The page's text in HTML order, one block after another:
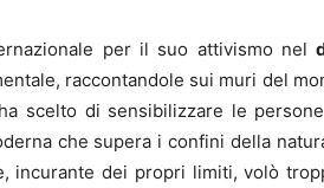
per il suo attivismo nel
raccontandole sui muri del
scelto di sensibilizzare le persone
che supera i confini della
incurante dei propri limiti, volò